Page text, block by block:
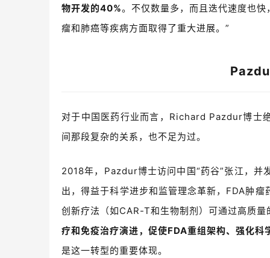
物开发的40%。不仅数量多，而且迭代速度也
瘤和肺癌等疾病方面取得了重大进展。 ”
对于中国医药行业而言，Richard Pazdur博士
间那段复杂的关系， 也不足为过。
2018年， Pazdur博士访问中国“药谷”张江，并
出 ，得益于科学进步和监管理念革新， FDA肿瘤
创新疗法（如CAR-T和生物制剂）可通过高质量
疗和免疫治疗演进，促使FDA重组架构、强化科
是这一转型的重要体现。